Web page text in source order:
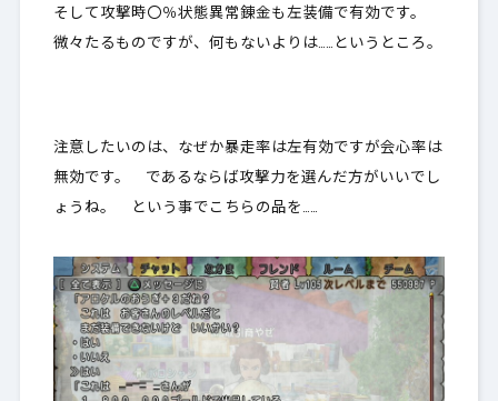
そして攻撃時〇％状態異常錬金も左装備で有効です。
微々たるものですが、何もないよりは……というところ。
注意したいのは、なぜか暴走率は左有効ですが会心率は
無効です。 であるならば攻撃力を選んだ方がいいでし
ょうね。 という事でこちらの品を……